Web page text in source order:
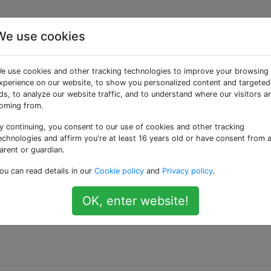
«ads»
Android sans publicité?
dans le Google Play Store aux applications
Si ce n'est pas possible dans le Google Play Store,
d'y parvenir?
downloading
dans les applications Android?
de bloquer les publicités dans les applications? Il
en bloquant par exemple les requêtes web vers
use cookies
use cookies and other tracking technologies to improve your browsing
on our website, to show you personalized content and targeted
to analyze our website traffic, and to understand where our visitors
from.
continuing, you consent to our use of cookies and other tracking
and affirm you're at least 16 years old or have consent from a
or guardian.
can read details in our Cookie policy and Privacy policy.
OK, enter website!